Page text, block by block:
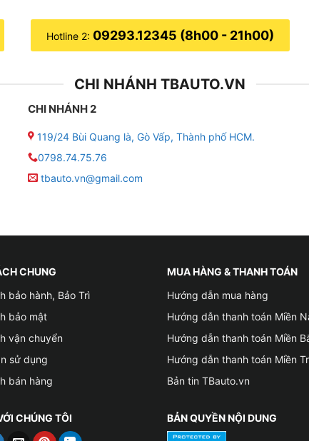
Việt
hành trình, jack zin
không dây
Hotline 2: 09293.12345 (8h00 - 21h00)
CHI NHÁNH TBAUTO.VN
CHI NHÁNH 2
119/24 Bùi Quang là, Gò Vấp, Thành phố HCM.
0798.74.75.76
tbauto.vn@gmail.com
CHUNG
bảo hành, Bảo Trì
bảo mật
vận chuyển
sử dụng
bán hàng
MUA HÀNG & THANH TOÁN
Hướng dẫn mua hàng
Hướng dẫn thanh toán Miền
Hướng dẫn thanh toán Miền
Hướng dẫn thanh toán Miền
Bản tin TBauto.vn
CHÚNG TÔI BẢN QUYỀN NỘI DUNG